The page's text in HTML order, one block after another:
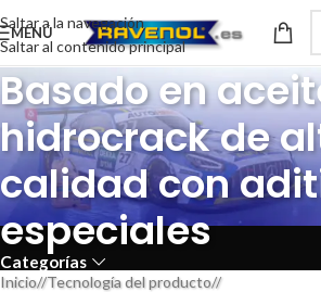
Saltar a la navegación
Saltar al contenido principal
MENÚ
Basado en
hidrocrack de
calidad con
especiales
Categorías
Inicio/ Tecnología del producto/